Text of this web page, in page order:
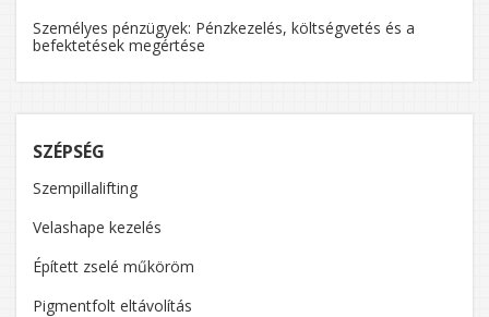
Személyes pénzügyek: Pénzkezelés, költségvetés és a
befektetések megértése
SZÉPSÉG
Szempillalifting
Velashape kezelés
Épített zselé műköröm
Pigmentfolt eltávolítás